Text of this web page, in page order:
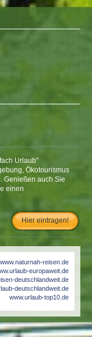
Urlaub"
Ökotourismus
Genießen auch Sie
einen
Hier eintragen!
www.naturnah-reisen.de
europaweit.de
deutschlandweit.de
deutschlandweit.de
www.urlaub-top10.de